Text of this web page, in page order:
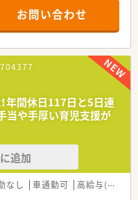
経験の少ない方でも500万前
研修や外部組織と連携した研
躍できるキャリアパスが多
ーや営業部長等のマネジメン
スペシャリストを目指すこ
等の本社スタッフなど活動領
、在宅医療へもしっかりと関
お問い合わせ
704377
年間休日117日と5日連
当や手厚い育児支援が
追加
なし 車通勤可 高給与(600万円以上)